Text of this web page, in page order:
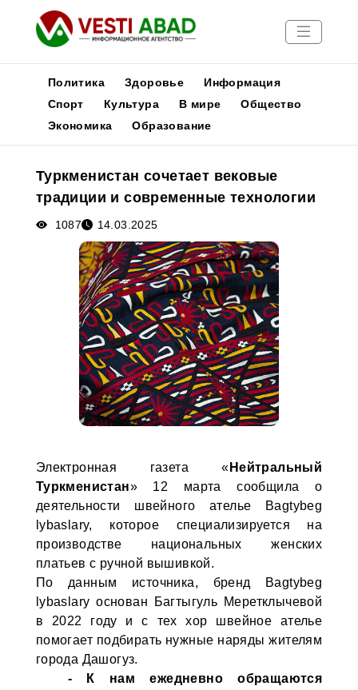
Новости
Медиа
Афиша
Политика Здоровье
Информация
Спорт
Культура В мире
Общество
Экономика
Образование
Туркменистан сочетает вековые
традиции и современные технологии
1087 14.03.2025
Электронная газета « Нейтральный
Туркменистан» 12 марта сообщила о
деятельности швейного ателье Bagtybeg
lybaslary, которое специализируется на
производстве национальных женских
платьев с ручной вышивкой.
По данным источника, бренд Bagtybeg
lybaslary основан Багтыгуль Меретклычевой
в 2022 году и с тех хор швейное ателье
помогает подбирать нужные наряды жителям
города Дашогуз.
- К нам ежедневно обращаются